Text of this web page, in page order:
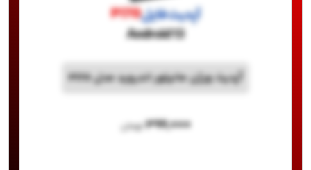
آپدیت ورژن مانیتور اندروید مدل P170
۳۹۹,۰۰۰ تومان